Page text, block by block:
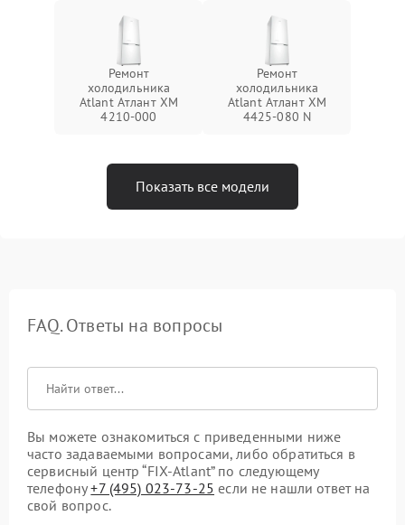
Ремонт
холодильника
Atlant Атлант ХМ
4210-000
Ремонт
холодильника
Atlant Атлант ХМ
4425-080 N
Показать все модели
FAQ. Ответы на вопросы
Вы можете ознакомиться с приведенными ниже
часто задаваемыми вопросами, либо обратиться в
сервисный центр “FIX-Atlant” по следующему
телефону+7 (495) 023-73-25 если не нашли ответ на
свой вопрос.